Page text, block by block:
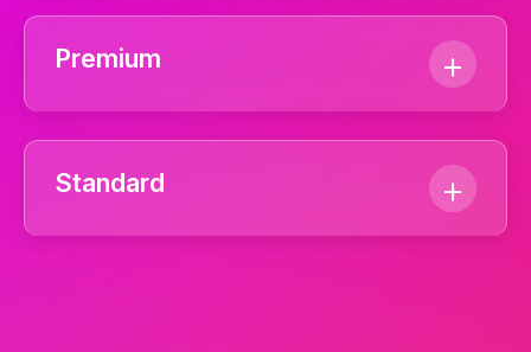
För dig som bara nöjer dig med det bästa.
Reservdel inköpt direkt från Apple. Installerad och
kalibrerad av Apple-certifierad tekniker med hjälp
av Apples egna verktyg och programvaror.
Premium
Likvärdig original med mycket hög kvalitet.
Reservdel bestående av samma skärmtyp som
modellerna.
Standard